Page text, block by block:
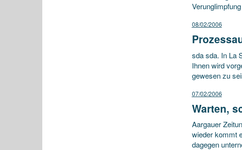
08/02/2006
sda sda. In La
Ihnen wird
gewesen zu
07/02/2006
Warten,
Aargauer
wieder kommt
dagegen